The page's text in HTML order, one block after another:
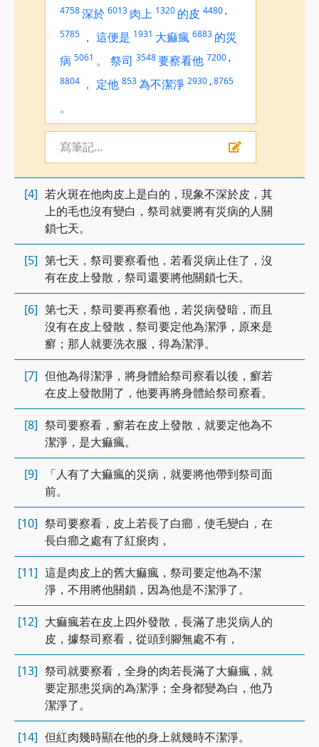
4758深於 6013 肉上 1320 的皮 4480 ,
5785 ， 這便是 1931 大痲瘋 6883 的災
病 5061 。 祭司 3548要察看他 7200 ,
8804 ， 定他 853為不潔淨 2930 ,8765
。
寫筆記...
[4] 若火斑在他肉皮上是白的，現象不深於皮，其
上的毛也沒有變白，祭司就要將有災病的人關
鎖七天。
[5] 第七天，祭司要察看他，若看災病止住了，沒
有在皮上發散，祭司還要將他關鎖七天。
[6] 第七天，祭司要再察看他，若災病發暗，而且
沒有在皮上發散，祭司要定他為潔淨，原來是
癬；那人就要洗衣服，得為潔淨。
[7] 但他為得潔淨，將身體給祭司察看以後，癬若
在皮上發散開了，他要再將身體給祭司察看。
[8] 祭司要察看，癬若在皮上發散，就要定他為不
潔淨，是大痲瘋。
[9]
「人有了大痲瘋的災病，就要將他帶到祭司面
前。
[10] 祭司要察看，皮上若長了白癤，使毛變白，在
長白癤之處有了紅瘀肉，
[11] 這是肉皮上的舊大痲瘋，祭司要定他為不潔
淨，不用將他關鎖，因為他是不潔淨了。
[12] 大痲瘋若在皮上四外發散，長滿了患災病人的
皮，據祭司察看，從頭到腳無處不有，
[13] 祭司就要察看，全身的肉若長滿了大痲瘋，就
要定那患災病的為潔淨；全身都變為白，他乃
潔淨了。
[14] 但紅肉幾時顯在他的身上就幾時不潔淨。